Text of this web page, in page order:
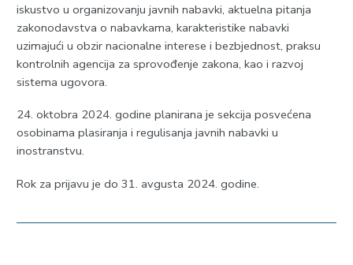
iskustvo u organizovanju javnih nabavki, aktuelna pitanja
zakonodavstva o nabavkama, karakteristike nabavki
uzimajući u obzir nacionalne interese i bezbjednost, praksu
kontrolnih agencija za sprovođenje zakona, kao i razvoj
sistema ugovora.
24. oktobra 2024. godine planirana je sekcija posvećena
osobinama plasiranja i regulisanja javnih nabavki u
inostranstvu.
Rok za prijavu je do 31. avgusta 2024. godine.